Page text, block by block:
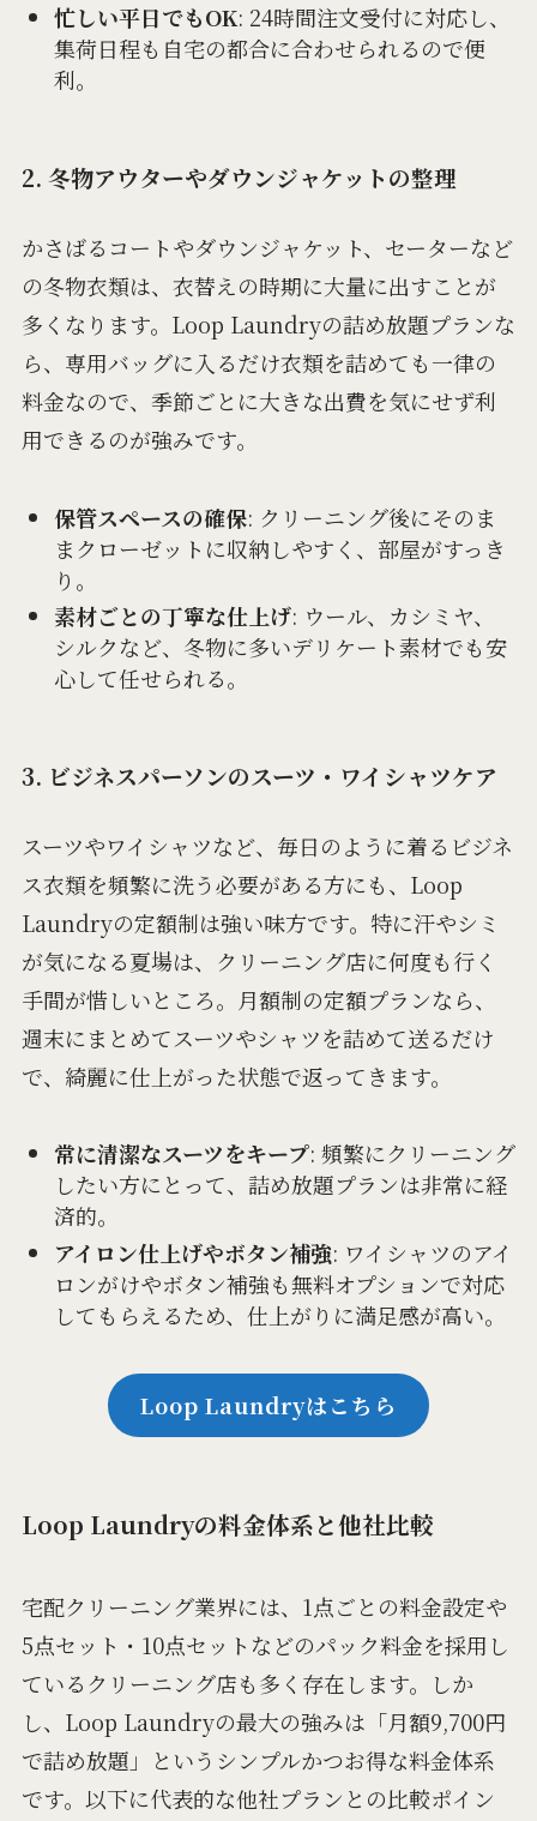
忙しい平日でもOK: 24時間注文受付に対応し、
集荷日程も自宅の都合に合わせられるので便
利。
2. 冬物アウターやダウンジャケットの整理
かさばるコートやダウンジャケット、セーターなど
の冬物衣類は、衣替えの時期に大量に出すことが
多くなります。Loop Laundryの詰め放題プランな
ら、専用バッグに入るだけ衣類を詰めても一律の
料金なので、季節ごとに大きな出費を気にせず利
用できるのが強みです。
保管スペースの確保: クリーニング後にそのま
まクローゼットに収納しやすく、部屋がすっき
り。
素材ごとの丁寧な仕上げ: ウール、カシミヤ、
シルクなど、冬物に多いデリケート素材でも安
心して任せられる。
3. ビジネスパーソンのスーツ・ワイシャツケア
スーツやワイシャツなど、毎日のように着るビジネ
ス衣類を頻繁に洗う必要がある方にも、Loop
Laundryの定額制は強い味方です。特に汗やシミ
が気になる夏場は、クリーニング店に何度も行く
手間が惜しいところ。月額制の定額プランなら、
週末にまとめてスーツやシャツを詰めて送るだけ
で、綺麗に仕上がった状態で返ってきます。
常に清潔なスーツをキープ: 頻繁にクリーニング
したい方にとって、詰め放題プランは非常に経
済的。
アイロン仕上げやボタン補強: ワイシャツのアイ
ロンがけやボタン補強も無料オプションで対応
してもらえるため、仕上がりに満足感が高い。
Loop Laundryはこちら
Loop Laundryの料金体系と他社比較
宅配クリーニング業界には、1点ごとの料金設定や
5点セット・10点セットなどのパック料金を採用し
ているクリーニング店も多く存在します。しか
し、Loop Laundryの最大の強みは「月額9,700円
で詰め放題」というシンプルかつお得な料金体系
です。以下に代表的な他社プランとの比較ポイン